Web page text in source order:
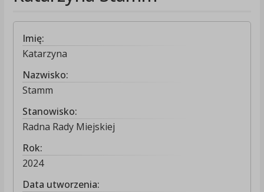
Imię:
Katarzyna
Nazwisko:
Stamm
Stanowisko:
Radna Rady Miejskiej
Rok:
2024
Data utworzenia: